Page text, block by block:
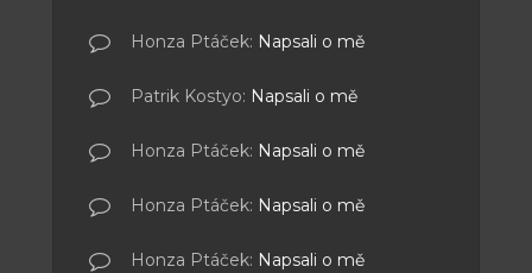
Honza Ptáček: Napsali o mě
Patrik Kostyo: Napsali o mě
Honza Ptáček: Napsali o mě
Honza Ptáček: Napsali o mě
Honza Ptáček: Napsali o mě